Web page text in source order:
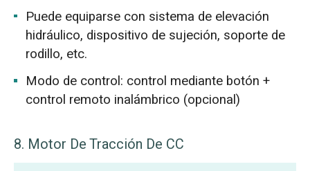
Puede equiparse con sistema de elevación
hidráulico, dispositivo de sujeción, soporte de
rodillo, etc.
Modo de control: control mediante botón +
control remoto inalámbrico (opcional)
8. Motor De Tracción De CC